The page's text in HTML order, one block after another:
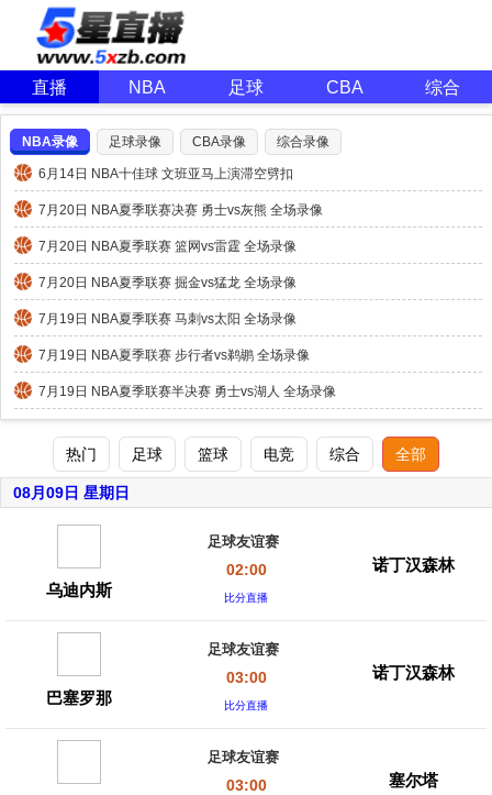
直播 NBA 足球 CBA 综合
NBA录像 足球录像 CBA录像 综合录像
6月14日 NBA十佳球 文班亚马上演滞空劈扣
7月20日 NBA夏季联赛决赛 勇士vs灰熊 全场录像
7月20日 NBA夏季联赛 篮网vs雷霆 全场录像
7月20日 NBA夏季联赛 掘金vs猛龙 全场录像
7月19日 NBA夏季联赛 马刺vs太阳 全场录像
7月19日 NBA夏季联赛 步行者vs鹈鹕 全场录像
7月19日 NBA夏季联赛半决赛 勇士vs湖人 全场录像
热门 足球 篮球 电竞 综合 全部
08月09日 星期日
乌迪内斯
足球友谊赛
02:00
比分直播
诺丁汉森林
巴塞罗那
足球友谊赛
03:00
比分直播
诺丁汉森林
足球友谊赛
03:00 塞尔塔